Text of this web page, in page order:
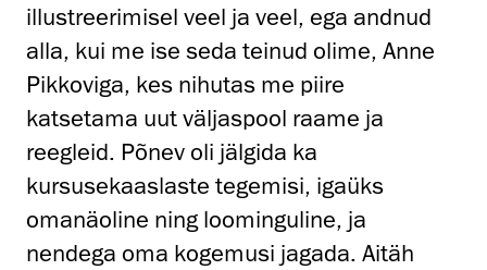
illustreerimisel veel ja veel, ega andnud
alla, kui me ise seda teinud olime, Anne
Pikkoviga, kes nihutas me piire
katsetama uut väljaspool raame ja
reegleid. Põnev oli jälgida ka
kursusekaaslaste tegemisi, igaüks
omanäoline ning loominguline, ja
nendega oma kogemusi jagada. Aitäh